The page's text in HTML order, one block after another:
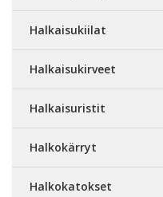
Halkaisukiilat
Halkaisukirveet
Halkaisuristit
Halkokärryt
Halkokatokset